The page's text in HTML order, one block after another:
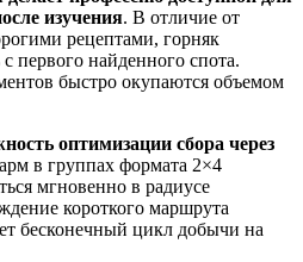
изучения. В отличие от
рецептами, горняк
первого найденного спота.
быстро окупаются объемом
оптимизации сбора через
в группах формата 2×4
мгновенно в радиусе
короткого маршрута
бесконечный цикл добычи на